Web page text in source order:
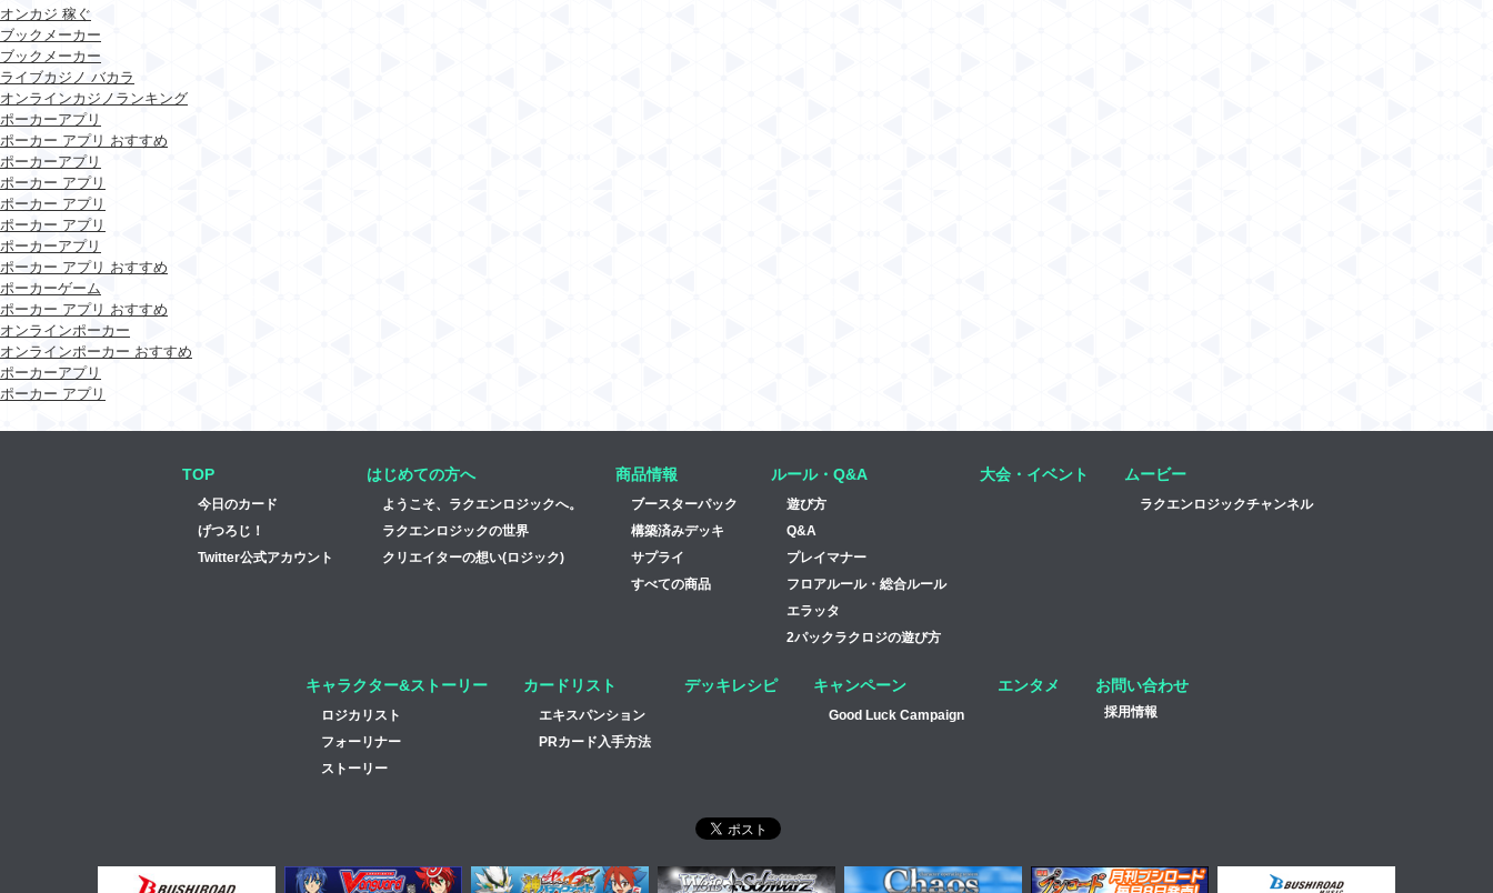
オンカジ 稼ぐ
ブックメーカー
ブックメーカー
ライブカジノ バカラ
オンラインカジノランキング
ポーカーアプリ
ポーカー アプリ おすすめ
ポーカーアプリ
ポーカー アプリ
ポーカー アプリ
ポーカー アプリ
ポーカーアプリ
ポーカー アプリ おすすめ
ポーカーゲーム
ポーカー アプリ おすすめ
オンラインポーカー
オンラインポーカー おすすめ
ポーカーアプリ
ポーカー アプリ
TOP
今日のカード
げつろじ！
Twitter公式アカウント
はじめての方へ
ようこそ、ラクエンロジックへ。
ラクエンロジックの世界
クリエイターの想い(ロジック)
商品情報
ブースターパック
構築済みデッキ
サプライ
すべての商品
ルール・Q&A
遊び方
Q&A
プレイマナー
フロアルール・総合ルール
エラッタ
2パックラクロジの遊び方
大会・イベント ムービー
ラクエンロジックチャンネル
キャラクター&ストーリー
ロジカリスト
フォーリナー
ストーリー
カードリスト
エキスパンション
PRカード入手方法
デッキレシピ キャンペーン
Good Luck Campaign
エンタメ お問い合わせ
採用情報